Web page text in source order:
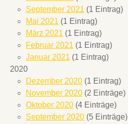
September 2021 (1 Eintrag)
Mai 2021 (1 Eintrag)
März 2021 (1 Eintrag)
Februar 2021 (1 Eintrag)
Januar 2021 (1 Eintrag)
2020
Dezember 2020 (1 Eintrag)
November 2020 (2 Einträge)
Oktober 2020 (4 Einträge)
September 2020 (5 Einträge)